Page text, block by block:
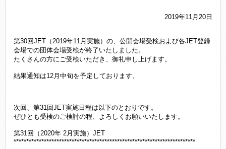
2019年11月20日
第30回JET（2019年11月実施）の、公開会場受検および各JET登録
会場での団体会場受検が終了いたしました。
たくさんの方にご受検いただき、御礼申し上げます。
結果通知は12月中旬を予定しております。
次回、第31回JET実施日程は以下のとおりです。
ぜひとも受検のご検討の程、よろしくお願いいたします。
第31回（2020年 2月実施）JET
************************************************************************